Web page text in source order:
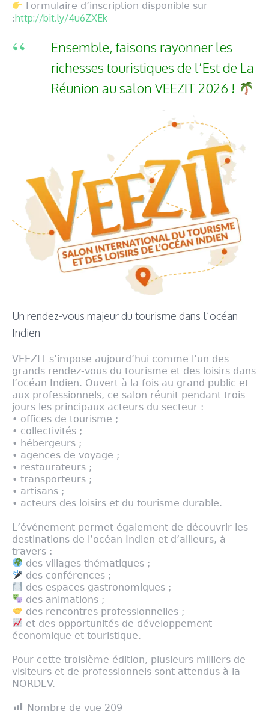
Formulaire d’inscription disponible sur
:http://bit.ly/4u6ZXEk
Ensemble, faisons rayonner les
richesses touristiques de l’Est de La
Réunion au salon VEEZIT 2026 !
Un rendez-vous majeur du tourisme dans l’océan
Indien
VEEZIT s’impose aujourd’hui comme l’un des
grands rendez-vous du tourisme et des loisirs dans
l’océan Indien. Ouvert à la fois au grand public et
aux professionnels, ce salon réunit pendant trois
jours les principaux acteurs du secteur :
• offices de tourisme ;
• collectivités ;
• hébergeurs ;
• agences de voyage ;
• restaurateurs ;
• transporteurs ;
• artisans ;
• acteurs des loisirs et du tourisme durable.
L’événement permet également de découvrir les
destinations de l’océan Indien et d’ailleurs, à
travers :
des villages thématiques ;
des conférences ;
des espaces gastronomiques ;
des animations ;
des rencontres professionnelles ;
et des opportunités de développement
économique et touristique.
Pour cette troisième édition, plusieurs milliers de
visiteurs et de professionnels sont attendus à la
NORDEV.
Nombre de vue 209